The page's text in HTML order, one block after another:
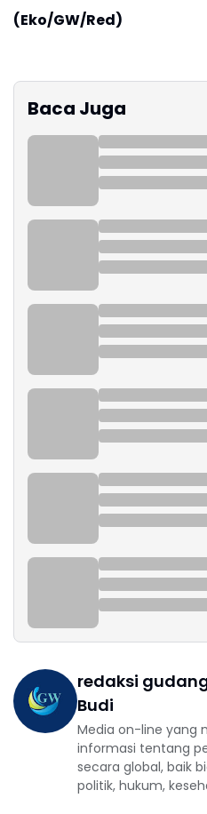
(Eko/GW/Red)
Baca Juga
redaksi
Budi
Media on-line yang
informasi tentang
secara global, baik
politik, hukum,